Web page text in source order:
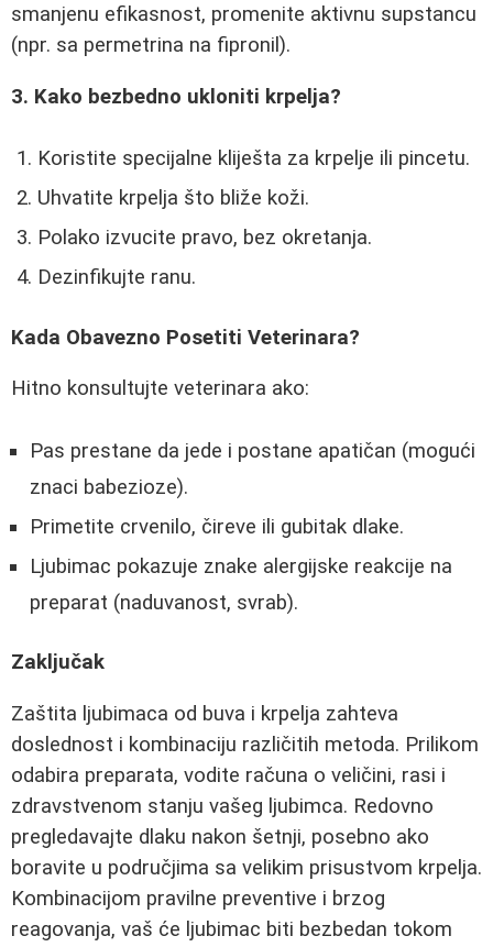
smanjenu efikasnost, promenite aktivnu supstancu
(npr. sa permetrina na fipronil).
3. Kako bezbedno ukloniti krpelja?
Koristite specijalne kliješta za krpelje ili pincetu.
Uhvatite krpelja što bliže koži.
Polako izvucite pravo, bez okretanja.
Dezinfikujte ranu.
Kada Obavezno Posetiti Veterinara?
Hitno konsultujte veterinara ako:
Pas prestane da jede i postane apatičan (mogući
znaci babezioze).
Primetite crvenilo, čireve ili gubitak dlake.
Ljubimac pokazuje znake alergijske reakcije na
preparat (naduvanost, svrab).
Zaključak
Zaštita ljubimaca od buva i krpelja zahteva
doslednost i kombinaciju različitih metoda. Prilikom
odabira preparata, vodite računa o veličini, rasi i
zdravstvenom stanju vašeg ljubimca. Redovno
pregledavajte dlaku nakon šetnji, posebno ako
boravite u područjima sa velikim prisustvom krpelja.
Kombinacijom pravilne preventive i brzog
reagovanja, vaš će ljubimac biti bezbedan tokom